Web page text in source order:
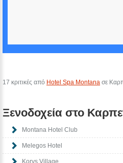
17 κριτικές από Hotel Spa Montana σε
Ξενοδοχεία στο
Montana Hotel Club
Melegos Hotel
Korys Village